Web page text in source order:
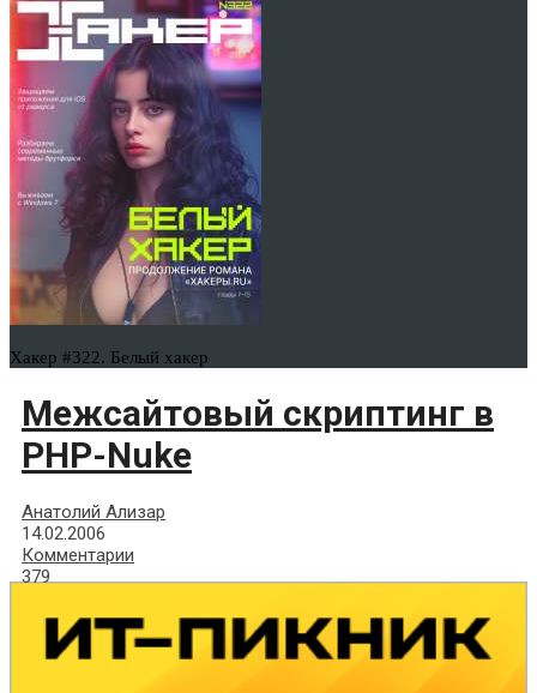
Хакер #322. Белый хакер
Межсайтовый скриптинг в
PHP-Nuke
Анатолий Ализар
14.02.2006
Комментарии
379